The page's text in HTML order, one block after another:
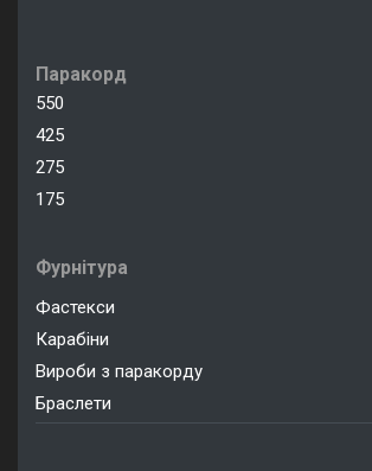
Паракорд
550
425
275
175
Фурнітура
Фастекси
Карабіни
Вироби з паракорду
Браслети